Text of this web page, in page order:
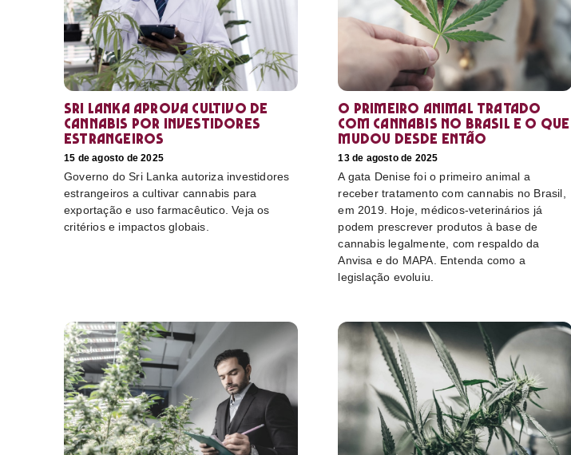
Sri Lanka aprova cultivo de
cannabis por investidores
estrangeiros
15 de agosto de 2025
Governo do Sri Lanka autoriza investidores
estrangeiros a cultivar cannabis para
exportação e uso farmacêutico. Veja os
critérios e impactos globais.
O primeiro animal tratado
com cannabis no Brasil e o que
mudou desde então
13 de agosto de 2025
A gata Denise foi o primeiro animal a
receber tratamento com cannabis no Brasil,
em 2019. Hoje, médicos-veterinários já
podem prescrever produtos à base de
cannabis legalmente, com respaldo da
Anvisa e do MAPA. Entenda como a
legislação evoluiu.